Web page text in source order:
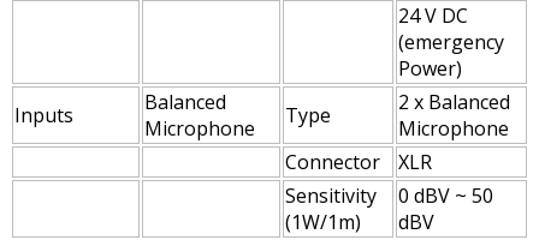
24 V DC
(emergency
Power)
Inputs
Balanced
Microphone
Type
2 x Balanced
Microphone
Connector
XLR
Sensitivity
(1W/1m)
0 dBV ~ 50
dBV